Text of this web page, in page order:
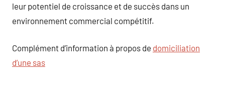
leur potentiel de croissance et de succès dans un
environnement commercial compétitif.
Complément d’information à propos de domiciliation
d’une sas